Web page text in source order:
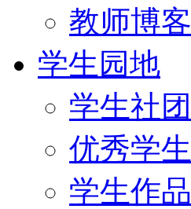
教师博客
学生园地
学生社团
优秀学生
学生作品